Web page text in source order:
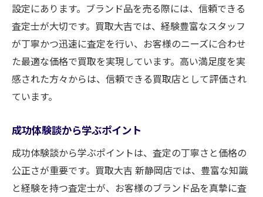
設定にあります。ブランド品を売る際には、信頼できる
査定士が大切です。買取大吉では、経験豊富なスタッフ
が丁寧かつ迅速に査定を行い、お客様のニーズに合わせ
た最適な価格で買取を実現しています。高い満足度を実
感された方々からは、信頼できる買取店として評価され
ています。
成功体験談から学ぶポイント
成功体験談から学ぶポイントは、査定の丁寧さと価格の
公正さが重要です。買取大吉 新静岡店では、豊富な知識
と経験を持つ査定士が、お客様のブランド品を真摯に査